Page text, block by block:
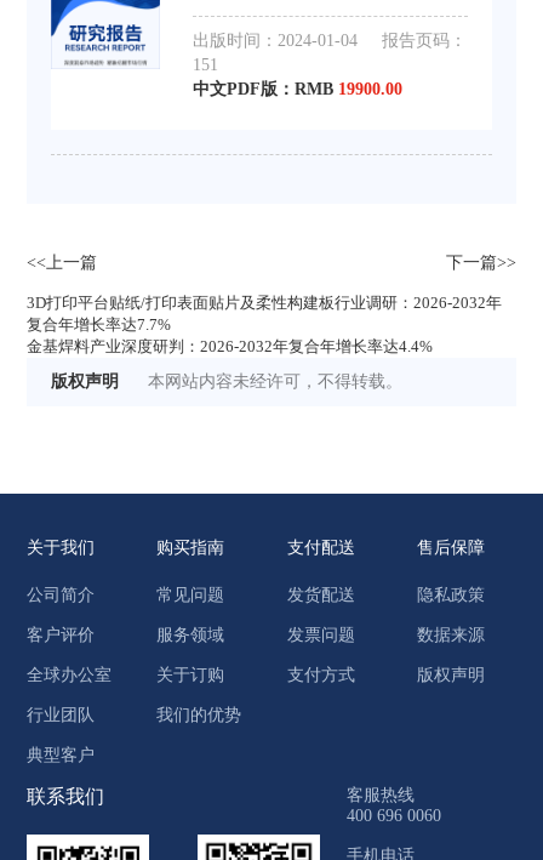
字信号阀门定位器市场规模约 亿
元，2019-2023年年复合增长率CAGR
约为 %，预计未来将持续保持平稳增
长的态势，到2030年市场规模将接近
出版时间：2024-01-04
报告页码：
151
中文PDF版：RMB 19900.00
<<上一篇 下一篇>>
3D打印平台贴纸/打印表面贴片及柔性构建板行业调研：2026-2032年
复合年增长率达7.7%
金基焊料产业深度研判：2026-2032年复合年增长率达4.4%
版权声明
本网站内容未经许可，不得转载。
关于我们
公司简介
客户评价
全球办公室
行业团队
典型客户
购买指南
常见问题
服务领域
关于订购
我们的优势
支付配送
发货配送
发票问题
支付方式
售后保障
隐私政策
数据来源
版权声明
联系我们
客服热线
400 696 0060
手机电话